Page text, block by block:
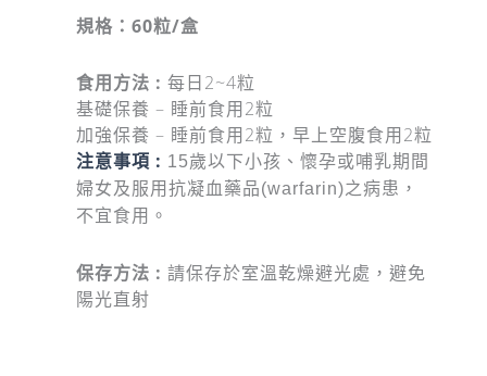
規格：60粒/盒
食用方法 : 每日2~4粒
基礎保養 – 睡前食用2粒
加強保養 – 睡前食用2粒，早上空腹食用2粒
注意事項 : 15歲以下小孩、懷孕或哺乳期間
婦女及服用抗凝血藥品(warfarin)之病患，
不宜食用。
保存方法 : 請保存於室溫乾燥避光處，避免
陽光直射